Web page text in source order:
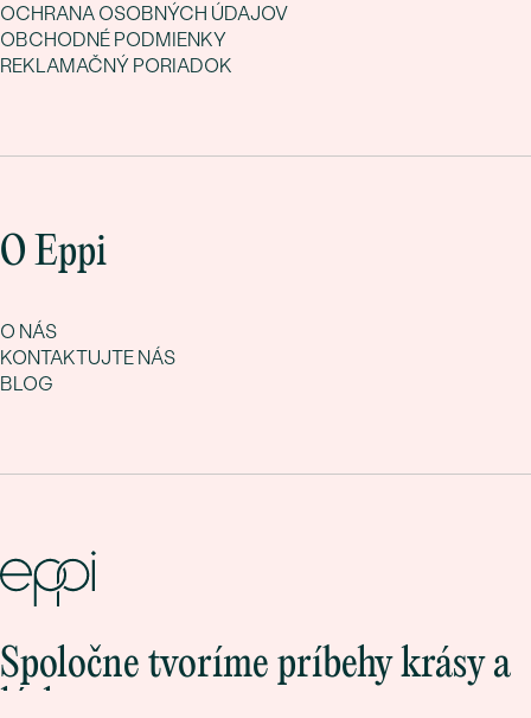
OCHRANA OSOBNÝCH ÚDAJOV
OBCHODNÉ PODMIENKY
REKLAMAČNÝ PORIADOK
O Eppi
O NÁS
KONTAKTUJTE NÁS
BLOG
Spoločne tvoríme príbehy krásy a